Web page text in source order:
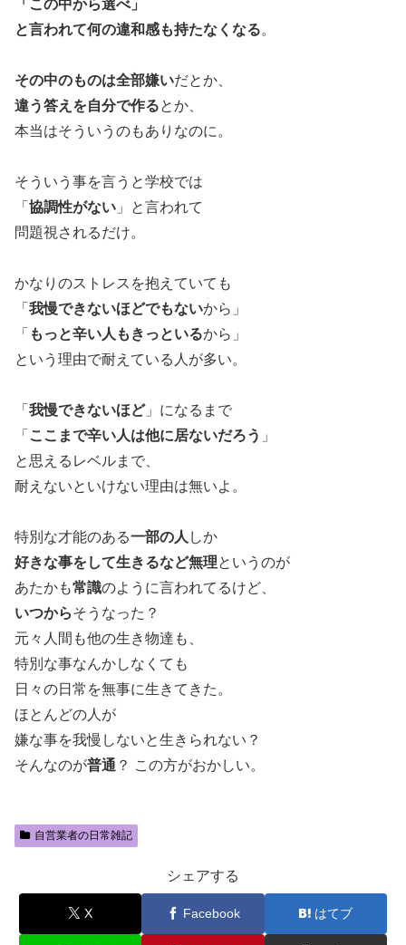
「この中から選べ」
と言われて何の違和感も持たなくなる。
その中のものは全部嫌いだとか、
違う答えを自分で作るとか、
本当はそういうのもありなのに。
そういう事を言うと学校では
「 協調性がない 」と言われて
問題視されるだけ。
かなりのストレスを抱えていても
「 我慢できないほどでもないから」
「 もっと辛い人もきっといるから」
という理由で耐えている人が多い。
「 我慢できないほど」になるまで
「 ここまで辛い人は他に居ないだろう 」
と思えるレベルまで、
耐えないといけない理由は無いよ。
特別な才能のある一部の人 しか
好きな事をして生きるなど無理というのが
あたかも常識のように言われてるけど、
いつからそうなった？
元々人間も他の生き物達も、
特別な事なんかしなくても
日々の日常を無事に生きてきた。
ほとんどの人が
嫌な事を我慢しないと生きられない？
そんなのが普通 ？ この方がおかしい。
自営業者の日常雑記
シェアする
X Facebook はてブ